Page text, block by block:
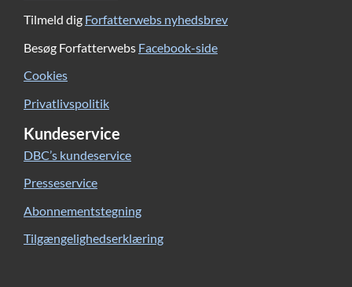
Tilmeld dig Forfatterwebs nyhedsbrev
Besøg Forfatterwebs Facebook-side
Cookies
Privatlivspolitik
Kundeservice
DBC’s kundeservice
Presseservice
Abonnementstegning
Tilgængelighedserklæring